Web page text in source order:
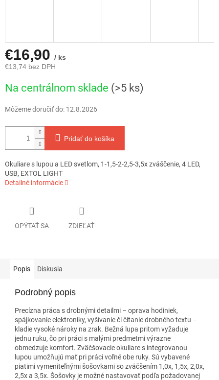
€16,90 / ks
€13,74 bez DPH
cena:
Na centrálnom sklade (>5 ks)
Môžeme doručiť do: 12.8.2026
Pridať do košíka
Okuliare s lupou a LED svetlom, 1-1,5-2-2,5-3,5x zväščenie, 4 LED,
USB, EXTOL LIGHT
Detailné informácie
OPÝTAŤ SA ZDIEĽAŤ
Popis Diskusia
Podrobný popis
Precízna práca s drobnými detailmi – oprava hodiniek,
spájkovanie elektroniky, vyšívanie či čítanie drobného textu –
kladie vysoké nároky na zrak. Bežná lupa pritom vyžaduje
jednu ruku, čo pri práci s malými predmetmi výrazne
obmedzuje komfort. Zväčšovacie okuliare s integrovanou
lupou umožňujú mať pri práci voľné obe ruky. Sú vybavené
piatimi vymeniteľnými šošovkami so zväčšením 1,0x, 1,5x, 2,0x,
2,5x a 3,5x. Šošovky je možné nastavovať podľa požadovanej